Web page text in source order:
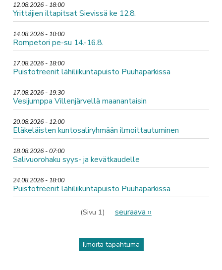
12.08.2026 - 18:00
Yrittäjien iltapitsat Sievissä ke 12.8.
14.08.2026 - 10:00
Rompetori pe-su 14.-16.8.
17.08.2026 - 18:00
Puistotreenit lähiliikuntapuisto Puuhaparkissa
17.08.2026 - 19:30
Vesijumppa Villenjärvellä maanantaisin
20.08.2026 - 12:00
Eläkeläisten kuntosaliryhmään ilmoittautuminen
18.08.2026 - 07:00
Salivuorohaku syys- ja kevätkaudelle
24.08.2026 - 18:00
Puistotreenit lähiliikuntapuisto Puuhaparkissa
(Sivu 1)
Seuraava
seuraava ››
Ilmoita tapahtuma